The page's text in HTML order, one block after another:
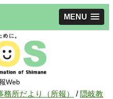
MENU
Web
務所だより（所報） / 隠岐教